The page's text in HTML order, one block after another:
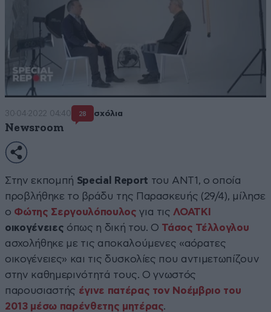
30·04·2022 04:40 28 σχόλια
Newsroom
Στην εκπομπή Special Report του ΑΝΤ1, ο οποία
προβλήθηκε το βράδυ της Παρασκευής (29/4), μίλησε
ο Φώτης Σεργουλόπουλος για τις ΛΟΑΤΚΙ
οικογένειες όπως η δική του. Ο Τάσος Τέλλογλου
ασχολήθηκε με τις αποκαλούμενες «αόρατες
οικογένειες» και τις δυσκολίες που αντιμετωπίζουν
στην καθημερινότητά τους. Ο γνωστός
παρουσιαστής έγινε πατέρας τον Νοέμβριο του
2013 μέσω παρένθετης μητέρας.